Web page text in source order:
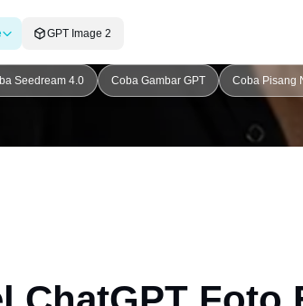
GPT Image 2
Seedream 4.0 Coba Gambar GPT Coba Pisang